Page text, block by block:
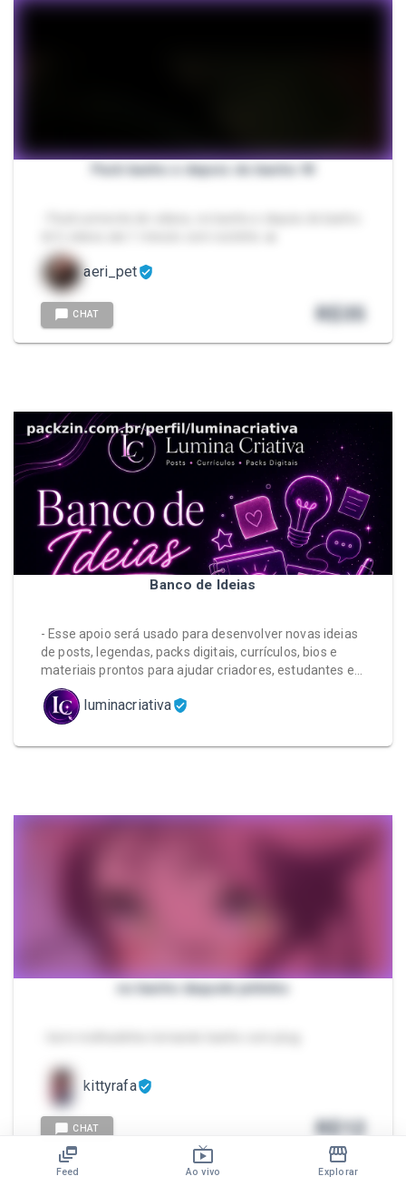
Feed Ao vivo Explorar
Pack banho e depois do banho 🧼
aeri_pet
CHAT R$35
Banco de Ideias
- Esse apoio será usado para desenvolver novas ideias
de posts, legendas, packs digitais, currículos, bios e
materiais prontos para ajudar criadores, estudantes e…
luminacriativa
no banho daquele jeitinho
kittyrafa
CHAT R$12